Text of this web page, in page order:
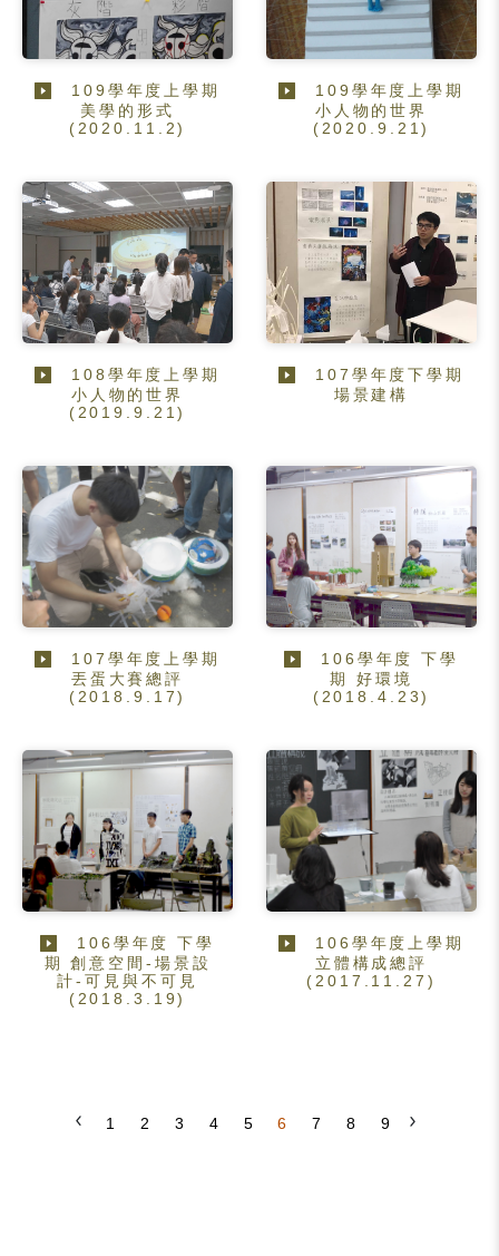
109學年度上學期
美學的形式
(2020.11.2)
109學年度上學期
小人物的世界
(2020.9.21)
108學年度上學期
小人物的世界
(2019.9.21)
107學年度下學期
場景建構
107學年度上學期
丟蛋大賽總評
(2018.9.17)
106學年度 下學
期 好環境
(2018.4.23)
106學年度 下學
期 創意空間-場景設
計-可見與不可見
(2018.3.19)
106學年度上學期
立體構成總評
(2017.11.27)
1 2 3 4 5 6 7 8 9